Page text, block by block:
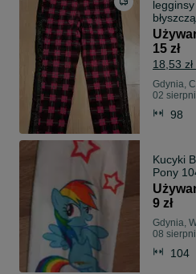
15 zł
18,53
Gdynia,
02
98
Kucyki
Pony
9 zł
Gdynia,
08
104